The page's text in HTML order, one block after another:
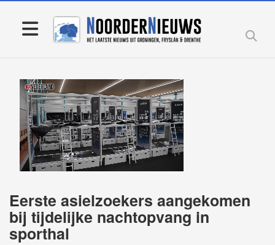
Eerste asielzoekers aangekomen
bij tijdelijke nachtopvang in
sporthal